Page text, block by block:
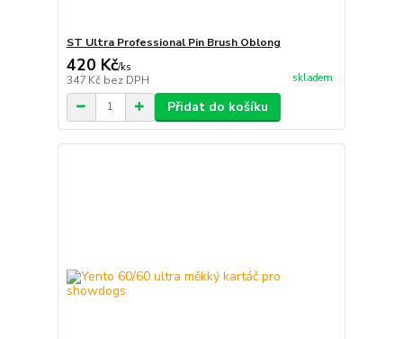
ST Ultra Professional Pin Brush Oblong
420 Kč/ks
347 Kč bez DPH skladem
Přidat do košíku